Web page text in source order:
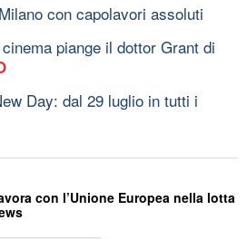
con capolavori assoluti
piange il dottor Grant di
Day: dal 29 luglio in tutti i
con l’Unione Europea nella lotta